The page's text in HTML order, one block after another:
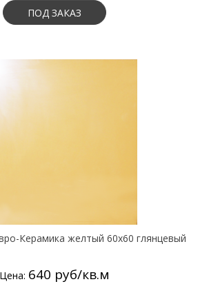
ПОД ЗАКАЗ
Керамика желтый 60х60 глянцевый
Цена: 640 руб/кв.м